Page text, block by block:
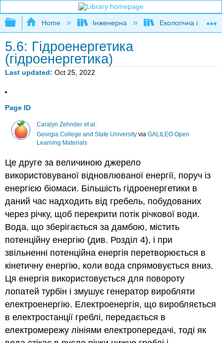
Expand/collapse global hierarchy
Home Інженерна Екологічна
5.6: Гідроенергетика
(гідроенергетика)
Last updated Oct 25, 2022
Page ID
Caralyn Zehnder et al.
Georgia College and State Universityvia GALILEO Open
Learning Materials
Це друге за величиною джерело
використовуваної відновлюваної енергії, поруч із
енергією біомаси. Більшість гідроенергетики в
даний час надходить від гребель, побудованих
через річку, щоб перекрити потік річкової води.
Вода, що зберігається за дамбою, містить
потенційну енергію (див. Розділ 4), і при
звільненні потенційна енергія перетворюється в
кінетичну енергію, коли вода спрямовується вниз.
Ця енергія використовується для повороту
лопатей турбін і змушує генератор виробляти
електроенергію. Електроенергія, що виробляється
в електростанції греблі, передається в
електромережу лініями електропередачі, тоді як